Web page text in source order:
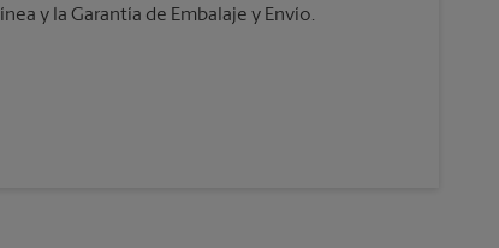
línea y la Garantía de Embalaje y Envío.